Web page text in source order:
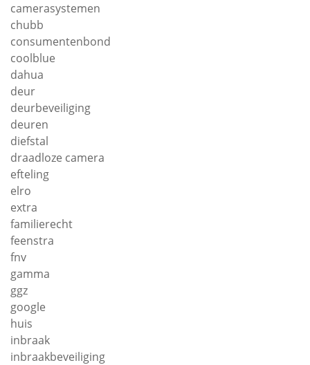
camerasystemen
chubb
consumentenbond
coolblue
dahua
deur
deurbeveiliging
deuren
diefstal
draadloze camera
efteling
elro
extra
familierecht
feenstra
fnv
gamma
ggz
google
huis
inbraak
inbraakbeveiliging